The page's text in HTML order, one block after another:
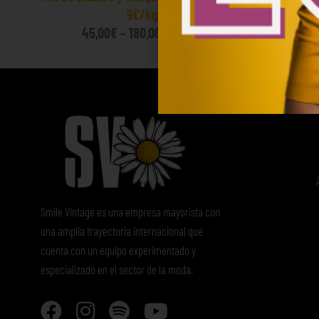
9€/kg
45,00€ – 180,00 (sin IVA)
Smile Vintage es una empresa mayorista con
una amplia trayectoria internacional que
cuenta con un equipo experimentado y
especializado en el sector de la moda.